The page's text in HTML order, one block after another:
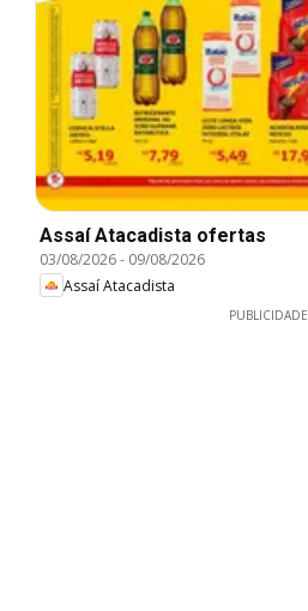
Assaí Atacadista ofertas
03/08/2026- 09/08/2026
Assaí Atacadista
PUBLICIDADE